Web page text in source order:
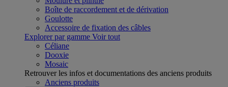
Boîte de raccordement et de dérivation
Goulotte
Accessoire de fixation des câbles
Explorer par gamme Voir tout
Céliane
Dooxie
Mosaic
Retrouver les infos et documentations des anciens produits
Anciens produits